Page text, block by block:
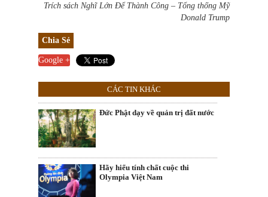
Trích sách Nghĩ Lớn Để Thành Công – Tổng thống Mỹ
Donald Trump
Chia Sẻ
Google +
CÁC TIN KHÁC
Đức Phật dạy về quản trị đất nước
Hãy hiểu tính chất cuộc thi
Olympia Việt Nam